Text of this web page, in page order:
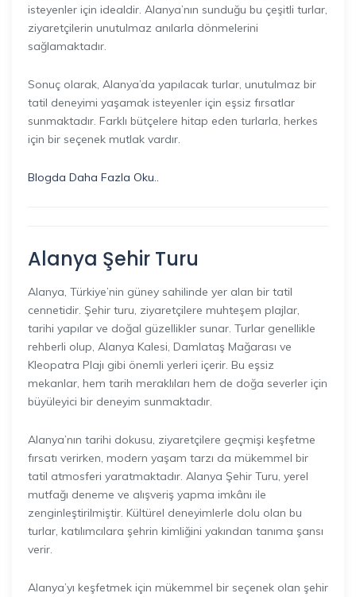
isteyenler için idealdir. Alanya’nın sunduğu bu çeşitli turlar,
ziyaretçilerin unutulmaz anılarla dönmelerini
sağlamaktadır.
Sonuç olarak, Alanya’da yapılacak turlar, unutulmaz bir
tatil deneyimi yaşamak isteyenler için eşsiz fırsatlar
sunmaktadır. Farklı bütçelere hitap eden turlarla, herkes
için bir seçenek mutlak vardır.
Blogda Daha Fazla Oku..
Alanya Şehir Turu
Alanya, Türkiye’nin güney sahilinde yer alan bir tatil
cennetidir. Şehir turu, ziyaretçilere muhteşem plajlar,
tarihi yapılar ve doğal güzellikler sunar. Turlar genellikle
rehberli olup, Alanya Kalesi, Damlataş Mağarası ve
Kleopatra Plajı gibi önemli yerleri içerir. Bu eşsiz
mekanlar, hem tarih meraklıları hem de doğa severler için
büyüleyici bir deneyim sunmaktadır.
Alanya’nın tarihi dokusu, ziyaretçilere geçmişi keşfetme
fırsatı verirken, modern yaşam tarzı da mükemmel bir
tatil atmosferi yaratmaktadır. Alanya Şehir Turu, yerel
mutfağı deneme ve alışveriş yapma imkânı ile
zenginleştirilmiştir. Kültürel deneyimlerle dolu olan bu
turlar, katılımcılara şehrin kimliğini yakından tanıma şansı
verir.
Alanya’yı keşfetmek için mükemmel bir seçenek olan şehir